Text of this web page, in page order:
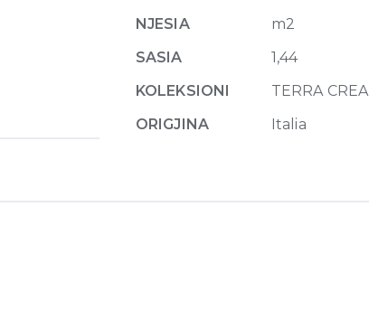
NJESIA
m2
SASIA
1,44
KOLEKSIONI
TERRA CREA
ORIGJINA
Italia